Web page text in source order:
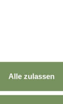
Alle zulassen